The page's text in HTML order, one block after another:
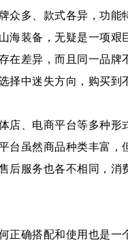
众多、款式各异，功
海装备，无疑是一项
在差异，而且同一品
择中迷失方向，购买到
店、电商平台等多种
台虽然商品种类丰富
后服务也各不相同，消
正确搭配和使用也是